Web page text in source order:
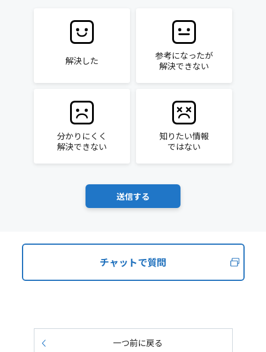
解決した
参考になったが
解決できない
分かりにくく
解決できない
知りたい情報
ではない
チャットで質問
一つ前に戻る